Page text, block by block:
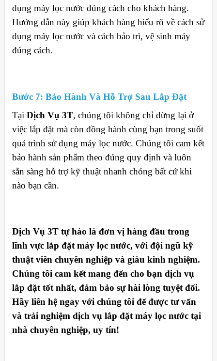
dụng máy lọc nước đúng cách cho khách hàng.
Hướng dẫn này giúp khách hàng hiểu rõ về cách sử
dụng máy lọc nước và cách bảo trì, vệ sinh máy
đúng cách.
Bước 7: Bảo Hành Và Hỗ Trợ Sau Lắp Đặt
Tại Dịch Vụ 3T, chúng tôi không chỉ dừng lại ở
việc lắp đặt mà còn đồng hành cùng bạn trong suốt
quá trình sử dụng máy lọc nước. Chúng tôi cam kết
bảo hành sản phẩm theo đúng quy định và luôn
sẵn sàng hỗ trợ kỹ thuật nhanh chóng bất cứ khi
nào bạn cần.
Dịch Vụ 3T tự hào là đơn vị hàng đầu trong
lĩnh vực lắp đặt máy lọc nước, với đội ngũ kỹ
thuật viên chuyên nghiệp và giàu kinh nghiệm.
Chúng tôi cam kết mang đến cho bạn dịch vụ
lắp đặt tốt nhất, đảm bảo sự hài lòng tuyệt đối.
Hãy liên hệ ngay với chúng tôi để được tư vấn
và trải nghiệm dịch vụ lắp đặt máy lọc nước tại
nhà chuyên nghiệp, uy tín!